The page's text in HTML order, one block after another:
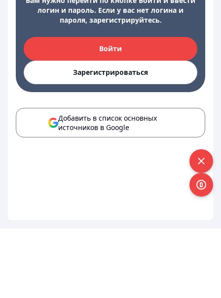
логин и пароль. Если у вас нет логина и
пароля, зарегистрируйтесь.
Войти
Зарегистрироваться
Добавить в список основных
источников в Google